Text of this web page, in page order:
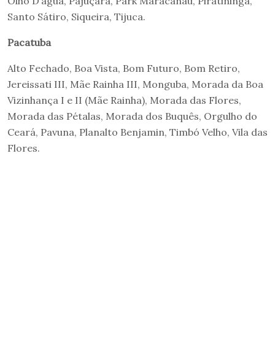
Santo Sátiro, Siqueira, Tijuca.
Pacatuba
Alto Fechado, Boa Vista, Bom Futuro, Bom Retiro,
Jereissati III, Mãe Rainha III, Monguba, Morada da Boa
Vizinhança I e II (Mãe Rainha), Morada das Flores,
Morada das Pétalas, Morada dos Buquês, Orgulho do
Ceará, Pavuna, Planalto Benjamin, Timbó Velho, Vila das
Flores.